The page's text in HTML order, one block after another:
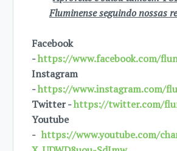
Fluminense seguindo nossas
Facebook
-https://www.facebook.com/
Instagram
-https://www.instagram.com/
Twitter -https://twitter.com/
Youtube
-https://www.youtube.com/